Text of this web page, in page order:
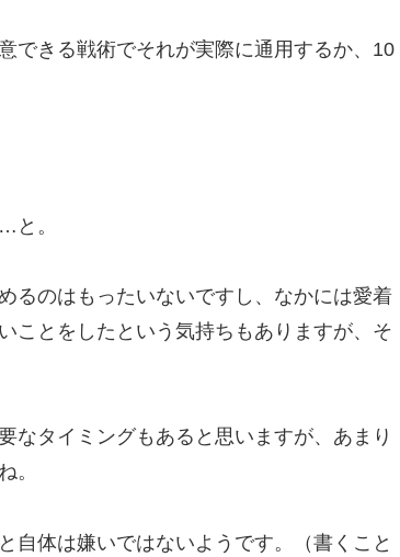
できる戦術でそれが実際に通用するか、10
と。
るのはもったいないですし、なかには愛着
ことをしたという気持ちもありますが、そ
なタイミングもあると思いますが、あまり
。
自体は嫌いではないようです。（書くこと